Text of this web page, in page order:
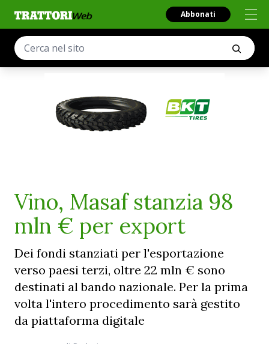
Abbonati
Vino, Masaf stanzia 98
mln € per export
Dei fondi stanziati per l'esportazione
verso paesi terzi, oltre 22 mln € sono
destinati al bando nazionale. Per la prima
volta l'intero procedimento sarà gestito
da piattaforma digitale